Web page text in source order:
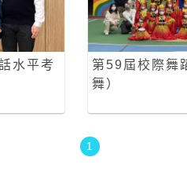
水平考
第59屆校際舞
舞）
1